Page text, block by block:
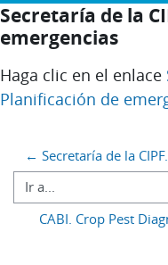
Secretaría de la
emergencias
Requisitos de
Haga clic en el enlace
Planificación de
← Secretaría de la
Ir a...
CABI. Crop Pest